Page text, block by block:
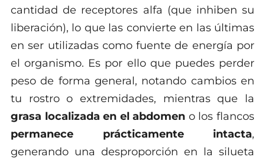
cantidad de receptores alfa (que inhiben su
liberación), lo que las convierte en las últimas
en ser utilizadas como fuente de energía por
el organismo. Es por ello que puedes perder
peso de forma general, notando cambios en
tu rostro o extremidades, mientras que la
grasa localizada en el abdomen o los flancos
permanece prácticamente intacta,
generando una desproporción en la silueta